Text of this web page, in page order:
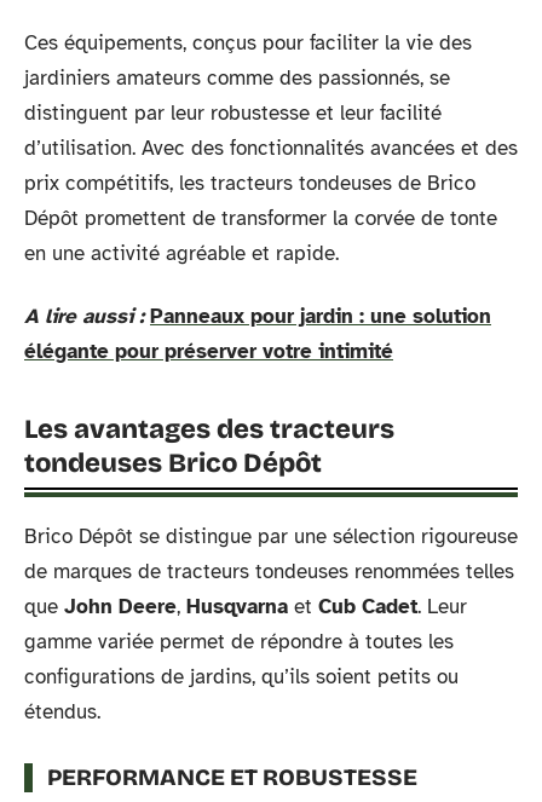
Ces équipements, conçus pour faciliter la vie des
jardiniers amateurs comme des passionnés, se
distinguent par leur robustesse et leur facilité
d’utilisation. Avec des fonctionnalités avancées et des
prix compétitifs, les tracteurs tondeuses de Brico
Dépôt promettent de transformer la corvée de tonte
en une activité agréable et rapide.
A lire aussi : Panneaux pour jardin : une solution
élégante pour préserver votre intimité
Les avantages des tracteurs
tondeuses Brico Dépôt
Brico Dépôt se distingue par une sélection rigoureuse
de marques de tracteurs tondeuses renommées telles
que John Deere, Husqvarna et Cub Cadet. Leur
gamme variée permet de répondre à toutes les
configurations de jardins, qu’ils soient petits ou
étendus.
PERFORMANCE ET ROBUSTESSE